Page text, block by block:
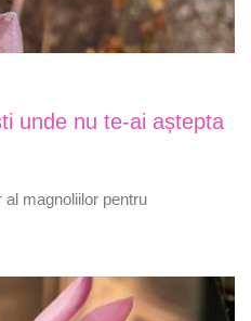
unde nu te-ai aștepta
al magnoliilor pentru